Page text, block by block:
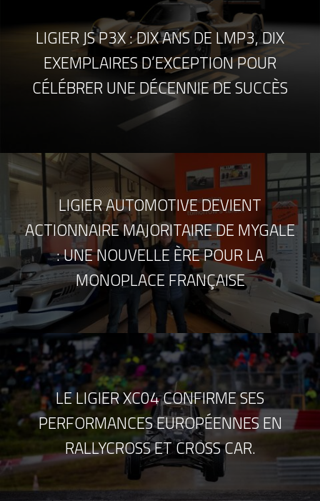
LIGIER JS P3X : DIX ANS DE LMP3, DIX
EXEMPLAIRES D’EXCEPTION POUR
CÉLÉBRER UNE DÉCENNIE DE SUCCÈS
LIGIER AUTOMOTIVE DEVIENT
ACTIONNAIRE MAJORITAIRE DE MYGALE
: UNE NOUVELLE ÈRE POUR LA
MONOPLACE FRANÇAISE
LE LIGIER XC04 CONFIRME SES
PERFORMANCES EUROPÉENNES EN
RALLYCROSS ET CROSS CAR.